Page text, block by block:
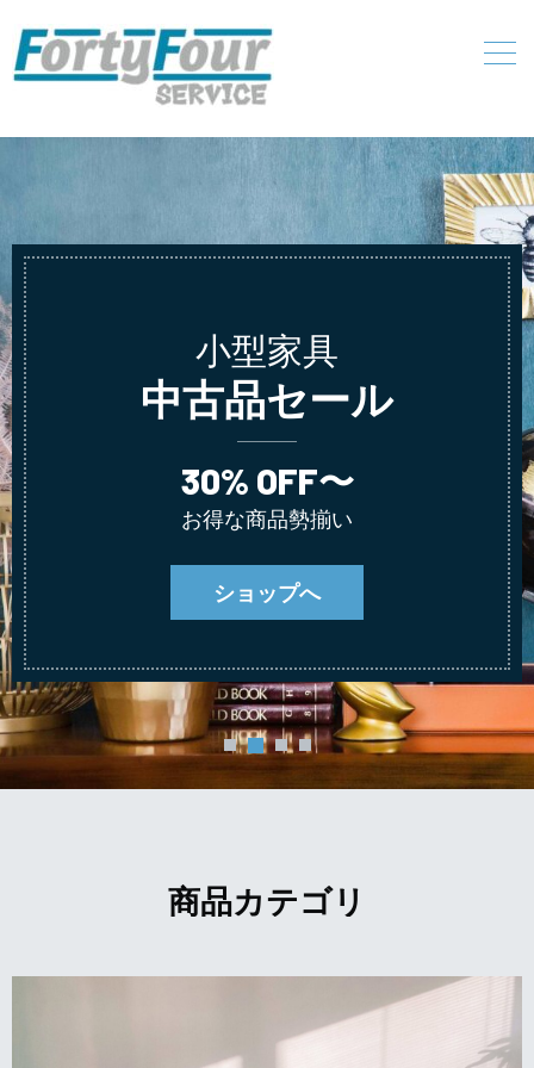
小型家具
中古品セール
30% OFF〜
お得な商品勢揃い
ショップへ
商品カテゴリ